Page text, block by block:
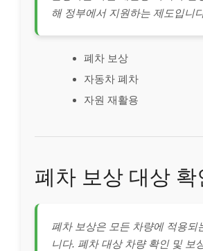
해 정부에서 지원하는 제도입니
폐차 보상
자동차 폐차
자원 재활용
폐차 보상 대상 확
폐차 보상은 모든 차량에 적용되
니다. 폐차 대상 차량 확인 및 보